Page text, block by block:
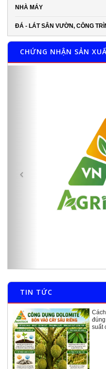
NHÀ MÁY
ĐÁ - LÁT SÂN VƯỜN, CÔNG
CHỨNG NHẬN SẢN
TIN TỨC
suất